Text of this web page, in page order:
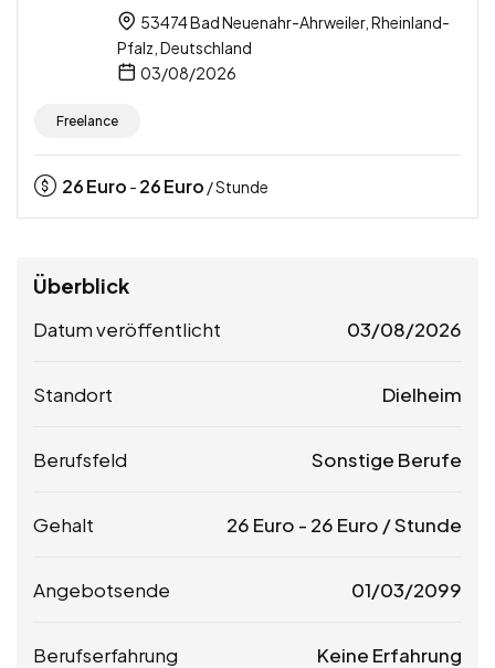
53474 Bad Neuenahr-Ahrweiler, Rheinland-
Pfalz, Deutschland
03/08/2026
Freelance
26Euro - 26Euro / Stunde
Überblick
Datum veröffentlicht 03/08/2026
Standort Dielheim
Berufsfeld Sonstige Berufe
Gehalt 26 Euro - 26 Euro / Stunde
Angebotsende 01/03/2099
Berufserfahrung Keine Erfahrung